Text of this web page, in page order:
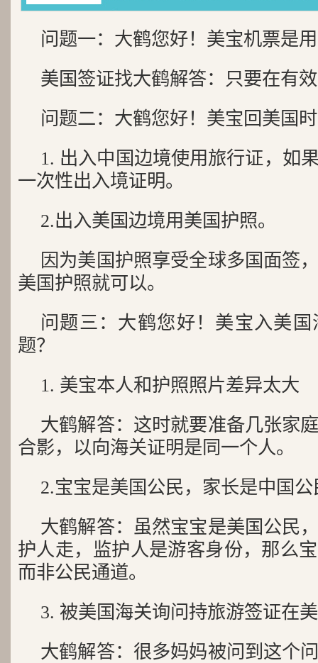
问题一：大鹤您好！美宝机票是
美国签证找大鹤解答：只要在有
问题二：大鹤您好！美宝回美国
1. 出入中国边境使用旅行证，如
一次性出入境证明。
2.出入美国边境用美国护照。
因为美国护照享受全球多国面签
美国护照就可以。
问题三：大鹤您好！美宝入美
题？
1. 美宝本人和护照照片差异太大
大鹤解答：这时就要准备几张家
合影，以向海关证明是同一个人。
2.宝宝是美国公民，家长是中国
大鹤解答：虽然宝宝是美国公民
护人走，监护人是游客身份，那么
而非公民通道。
3. 被美国海关询问持旅游签证在
大鹤解答：很多妈妈被问到这个